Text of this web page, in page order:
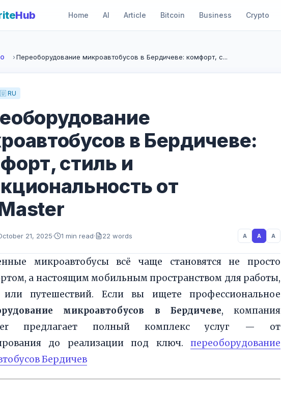
Hub Home AI Article Bitcoin Business Crypto
›Переоборудование микроавтобусов в Бердичеве: комфорт, с...
RU
в Бердичеве:
стиль и
от
21, 2025· 1 min read· 22 words A A A
микроавтобусы всё чаще становятся не просто
а настоящим мобильным пространством для работы,
или путешествий. Если вы ищете профессиональное
микроавтобусов в Бердичеве, компания
предлагает полный комплекс услуг — от
до реализации под ключ. переоборудование
Бердичев